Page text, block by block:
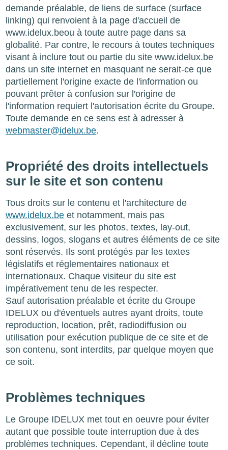
demande préalable, de liens de surface (surface
linking) qui renvoient à la page d'accueil de
www.idelux.beou à toute autre page dans sa
globalité. Par contre, le recours à toutes techniques
visant à inclure tout ou partie du site www.idelux.be
dans un site internet en masquant ne serait-ce que
partiellement l'origine exacte de l'information ou
pouvant prêter à confusion sur l'origine de
l'information requiert l'autorisation écrite du Groupe.
Toute demande en ce sens est à adresser à
webmaster@idelux.be.
Propriété des droits intellectuels
sur le site et son contenu
Tous droits sur le contenu et l'architecture de
www.idelux.be et notamment, mais pas
exclusivement, sur les photos, textes, lay-out,
dessins, logos, slogans et autres éléments de ce site
sont réservés. Ils sont protégés par les textes
législatifs et réglementaires nationaux et
internationaux. Chaque visiteur du site est
impérativement tenu de les respecter.
Sauf autorisation préalable et écrite du Groupe
IDELUX ou d'éventuels autres ayant droits, toute
reproduction, location, prêt, radiodiffusion ou
utilisation pour exécution publique de ce site et de
son contenu, sont interdits, par quelque moyen que
ce soit.
Problèmes techniques
Le Groupe IDELUX met tout en oeuvre pour éviter
autant que possible toute interruption due à des
problèmes techniques. Cependant, il décline toute